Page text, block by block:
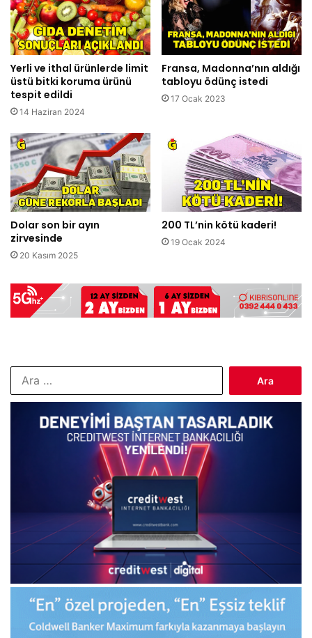
Yerli ve ithal ürünlerde limit
üstü bitki koruma ürünü
tespit edildi
14 Haziran 2024
Fransa, Madonna’nın aldığı
tabloyu ödünç istedi
17 Ocak 2023
Dolar son bir ayın
zirvesinde
20 Kasım 2025
200 TL’nin kötü kaderi!
19 Ocak 2024